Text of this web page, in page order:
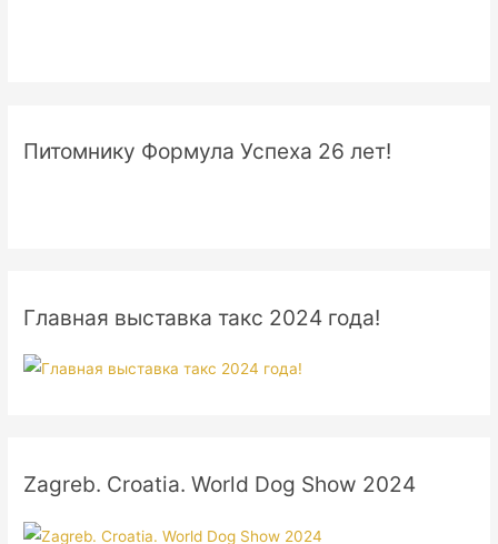
Питомнику Формула Успеха 26 лет!
Главная выставка такс 2024 года!
Zagreb. Croatia. World Dog Show 2024